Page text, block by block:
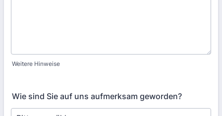
Weitere Hinweise
Wie sind Sie auf uns aufmerksam geworden?